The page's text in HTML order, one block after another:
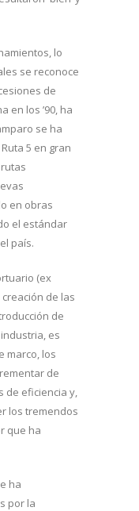
lo
se reconoce
de
en los ’90, ha
se ha
5 en gran
en obras
el estándar
país.
(ex
de las
de
es
marco, los
de
de eficiencia y,
los tremendos
que ha
ha
por la